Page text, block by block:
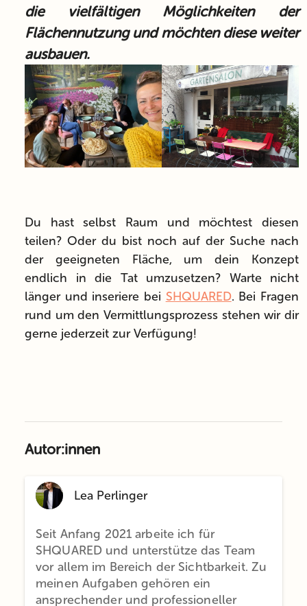
die vielfältigen Möglichkeiten der
Flächennutzung und möchten diese weiter
ausbauen.
Du hast selbst Raum und möchtest diesen
teilen? Oder du bist noch auf der Suche nach
der geeigneten Fläche, um dein Konzept
endlich in die Tat umzusetzen? Warte nicht
länger und inseriere bei SHQUARED. Bei Fragen
rund um den Vermittlungsprozess stehen wir dir
gerne jederzeit zur Verfügung!
Autor:innen
Lea Perlinger
Seit Anfang 2021 arbeite ich für
SHQUARED und unterstütze das Team
vor allem im Bereich der Sichtbarkeit. Zu
meinen Aufgaben gehören ein
ansprechender und professioneller